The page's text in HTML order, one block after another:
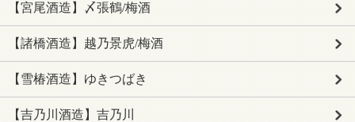
【宮尾酒造】〆張鶴/梅酒
【諸橋酒造】越乃景虎/梅酒
【雪椿酒造】ゆきつばき
【吉乃川酒造】吉乃川